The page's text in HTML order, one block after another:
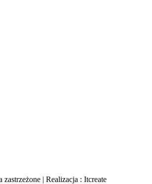
| Realizacja : Itcreate